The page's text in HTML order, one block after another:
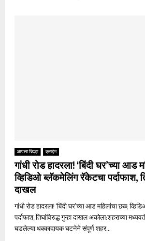
आपला जिल्हा क्राईम
गांधी रोड हादरला! ‘बिंदी घर’च्या आड
व्हिडिओ ब्लॅकमेलिंग रॅकेटचा पर्दाफाश,
दाखल
गांधी रोड हादरला! ‘बिंदी घर’च्या आड महिलांचा छळ;
पर्दाफाश, तिघांविरुद्ध गुन्हा दाखल अकोला:शहराच्या
घडलेल्या धक्कादायक घटनेने संपूर्ण शहर...